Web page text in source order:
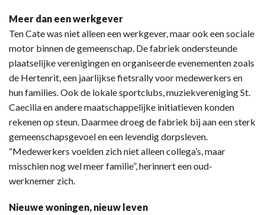
Meer dan een werkgever
Ten Cate was niet alleen een werkgever, maar ook een sociale
motor binnen de gemeenschap. De fabriek ondersteunde
plaatselijke verenigingen en organiseerde evenementen zoals
de Hertenrit, een jaarlijkse fietsrally voor medewerkers en
hun families. Ook de lokale sportclubs, muziekvereniging St.
Caecilia en andere maatschappelijke initiatieven konden
rekenen op steun. Daarmee droeg de fabriek bij aan een sterk
gemeenschapsgevoel en een levendig dorpsleven.
“Medewerkers voelden zich niet alleen collega’s, maar
misschien nog wel meer familie”, herinnert een oud-
werknemer zich.
Nieuwe woningen, nieuw leven